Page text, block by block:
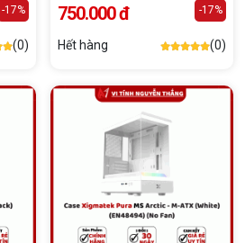
-17%
(0)
750.000 đ -17%
Hết hàng (0)